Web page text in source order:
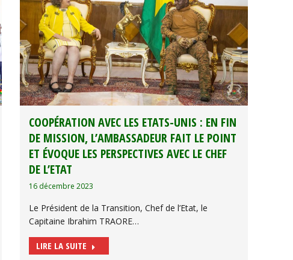
COOPÉRATION AVEC LES ETATS-UNIS : EN FIN
DE MISSION, L’AMBASSADEUR FAIT LE POINT
ET ÉVOQUE LES PERSPECTIVES AVEC LE CHEF
DE L’ETAT
16 décembre 2023
Le Président de la Transition, Chef de l’Etat, le
Capitaine Ibrahim TRAORE…
LIRE LA SUITE